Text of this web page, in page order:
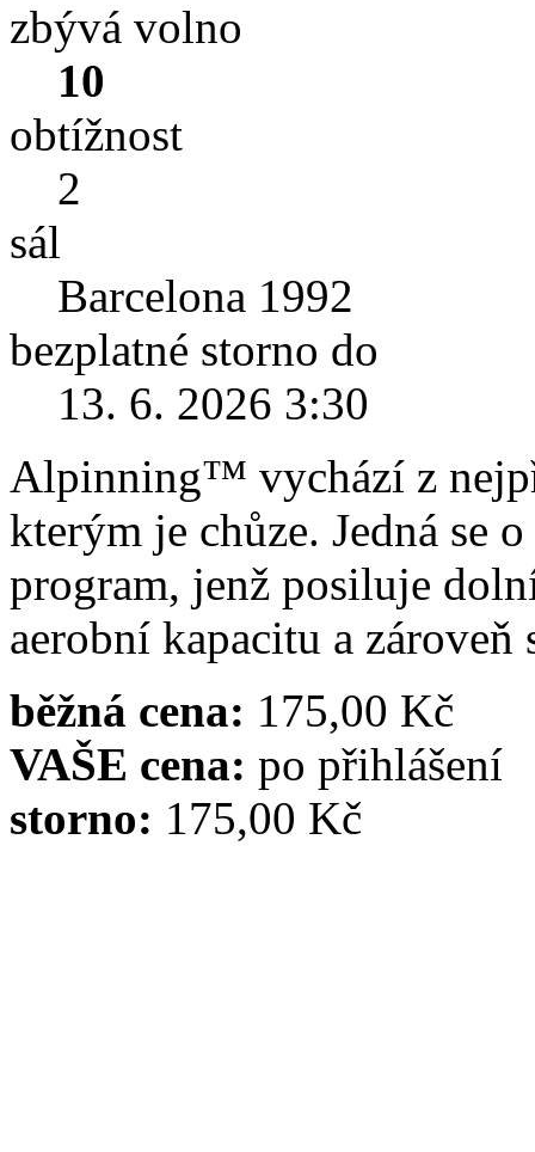
zbývá volno
10
obtížnost
2
sál
Barcelona 1992
bezplatné storno do
13. 6. 2026 3:30
Alpinning™ vychází z
kterým je chůze. Jedná se
program, jenž posiluje
aerobní kapacitu a
běžná cena: 175,00 Kč
VAŠE cena: po přihlášení
storno: 175,00 Kč